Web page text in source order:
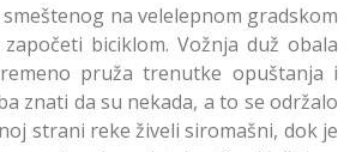
na velelepnom gradskom
biciklom. Vožnja duž obala
pruža trenutke opuštanja i
znati da su nekada, a to se održalo
strani reke živeli siromašni, dok je